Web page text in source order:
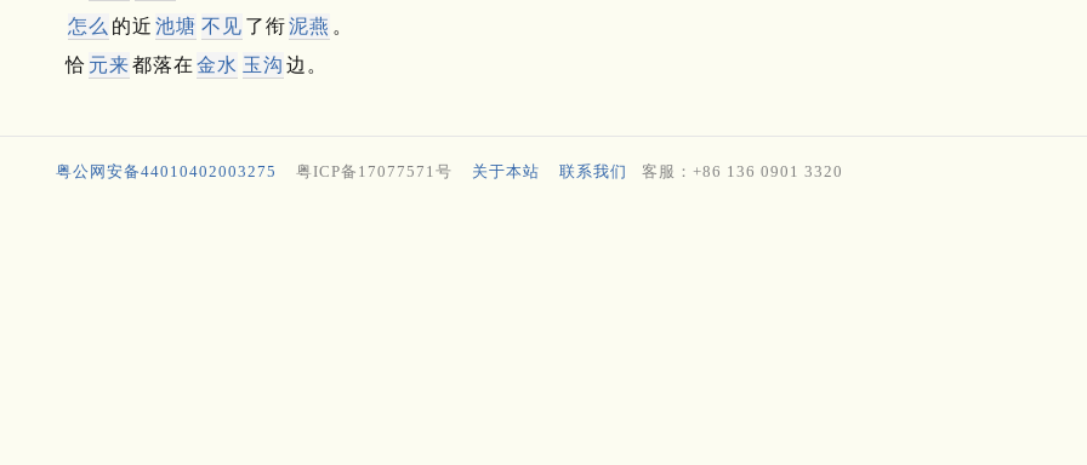
怎么 的近 池塘 不见 了衔泥燕 。
恰 元来都落在 金水 玉沟 边。
粤公网安备44010402003275 粤ICP备17077571号 关于本站 联系我们 客服：+86 136 0901 3320